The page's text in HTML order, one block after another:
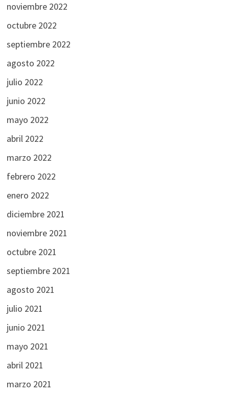
noviembre 2022
octubre 2022
septiembre 2022
agosto 2022
julio 2022
junio 2022
mayo 2022
abril 2022
marzo 2022
febrero 2022
enero 2022
diciembre 2021
noviembre 2021
octubre 2021
septiembre 2021
agosto 2021
julio 2021
junio 2021
mayo 2021
abril 2021
marzo 2021